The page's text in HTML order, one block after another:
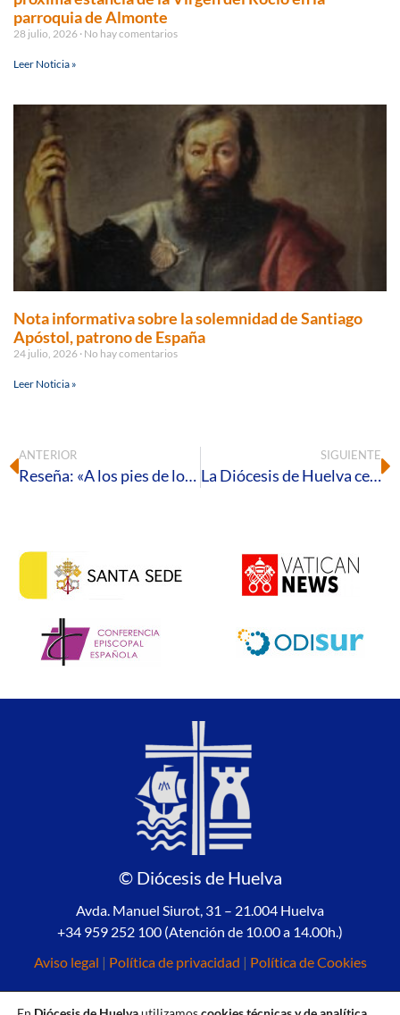
parroquia de Almonte
28 julio, 2026 No hay comentarios
Leer Noticia »
Nota informativa sobre la solemnidad de Santiago
Apóstol, patrono de España
24 julio, 2026 No hay comentarios
Leer Noticia »
ANTERIOR
Reseña: «A los pies de los discípulos»
SIGUIENTE
La Diócesis de Huelva celebra la Semana del Matrimonio
© Diócesis de Huelva
Avda. Manuel Siurot, 31 – 21.004 Huelva
+34 959 252 100 (Atención de 10.00 a 14.00h.)
Aviso legal | Política de privacidad | Política de Cookies